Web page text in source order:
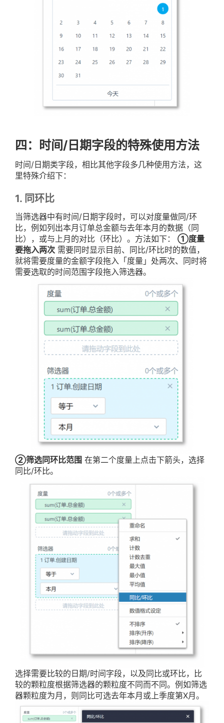
四：时间/日期字段的特殊使用方法
时间/日期类字段，相比其他字段多几种使用方法，这
里特殊介绍下：
1. 同环比
当筛选器中有时间/日期字段时，可以对度量做同/环
比，例如列出本月订单总金额与去年本月的数据（同
比），或与上月的对比（环比）。方法如下： ①度量
要拖入两次 需要同时显示目前、同比/环比时的数值，
就将需要度量的金额字段拖入「度量」处两次、同时将
需要选取的时间范围字段拖入筛选器。
②筛选同环比范围 在第二个度量上点击下箭头，选择
同比/环比。
选择需要比较的日期/时间字段，以及同比或环比，比
较的颗粒度根据筛选器的颗粒度不同而不同。例如筛选
器颗粒度为月，则同比可选去年本月或上季度第X月。